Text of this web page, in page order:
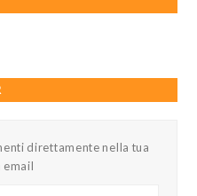
direttamente nella tua
email